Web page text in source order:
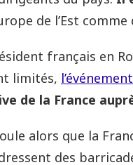
de l’Est
français en
limités,
de la France
alors que la
des